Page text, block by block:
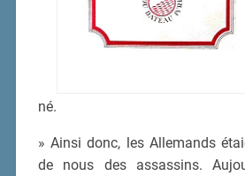
né.
» Ainsi donc, les Allemands
de nous des assassins.